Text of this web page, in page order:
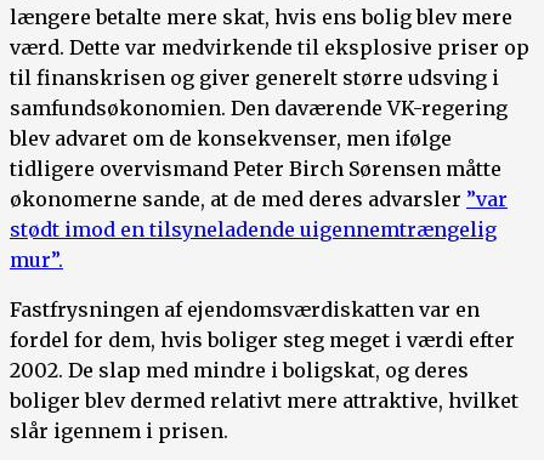
længere betalte mere skat, hvis ens bolig blev mere
værd. Dette var medvirkende til eksplosive priser op
til finanskrisen og giver generelt større udsving i
samfundsøkonomien. Den daværende VK-regering
blev advaret om de konsekvenser, men ifølge
tidligere overvismand Peter Birch Sørensen måtte
økonomerne sande, at de med deres advarsler ”var
stødt imod en tilsyneladende uigennemtrængelig
mur”.
Fastfrysningen af ejendomsværdiskatten var en
fordel for dem, hvis boliger steg meget i værdi efter
2002. De slap med mindre i boligskat, og deres
boliger blev dermed relativt mere attraktive, hvilket
slår igennem i prisen.